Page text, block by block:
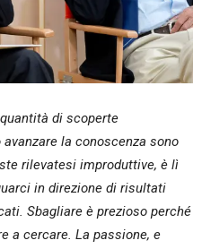
quantità di scoperte
la conoscenza sono
rilevatesi improduttive, è lì
in direzione di risultati
Sbagliare è prezioso perché
a cercare. La passione, e